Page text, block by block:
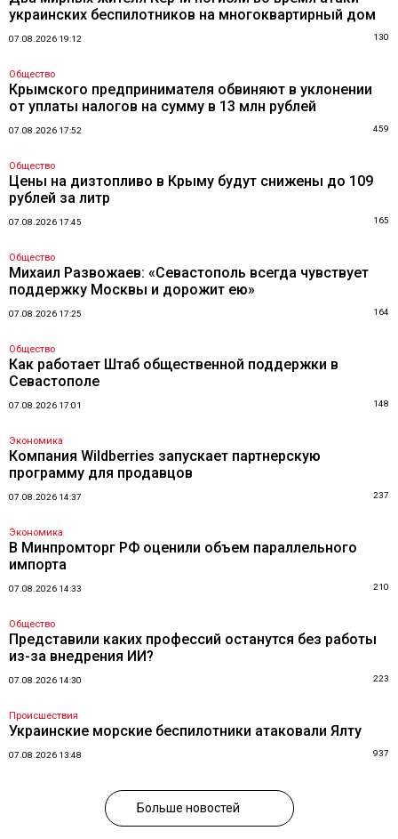
украинских беспилотников на многоквартирный дом
07.08.2026 19:12 130
Общество
Крымского предпринимателя обвиняют в уклонении
от уплаты налогов на сумму в 13 млн рублей
07.08.2026 17:52 459
Общество
Цены на дизтопливо в Крыму будут снижены до 109
рублей за литр
07.08.2026 17:45 165
Общество
Михаил Развожаев: «Севастополь всегда чувствует
поддержку Москвы и дорожит ею»
07.08.2026 17:25 164
Общество
Как работает Штаб общественной поддержки в
Севастополе
07.08.2026 17:01 148
Экономика
Компания Wildberries запускает партнерскую
программу для продавцов
07.08.2026 14:37 237
Экономика
В Минпромторг РФ оценили объем параллельного
импорта
07.08.2026 14:33 210
Общество
Представили каких профессий останутся без работы
из-за внедрения ИИ?
07.08.2026 14:30 223
Происшествия
Украинские морские беспилотники атаковали Ялту
07.08.2026 13:48 937
Больше новостей